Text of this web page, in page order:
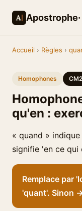
Apostrophe·
Accueil › Règles ›
Homophones CM2
qu'en :
« quand »
signifie 'en ce qui
Remplace par
'quant'. Sinon